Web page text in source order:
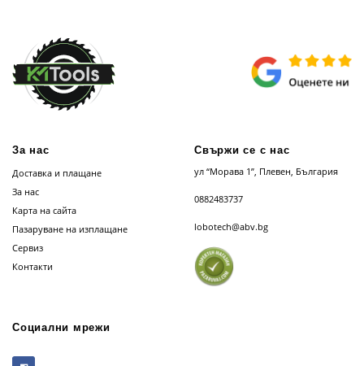
За нас
Доставка и плащане
За нас
Карта на сайта
Пазаруване на изплащане
Сервиз
Контакти
Свържи се с нас
ул “Морава 1”, Плевен, България
0882483737
lobotech@abv.bg
Социални мрежи